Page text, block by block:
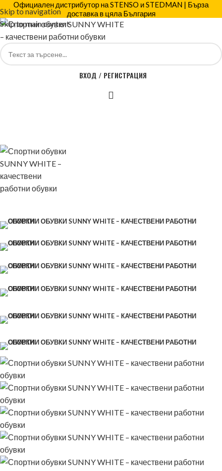
Skip to navigation
Skip to main content
Официален дистрибутор на STENSO и STEDMAN | Бърза
доставка в цяла България
ВХОД / РЕГИСТРАЦИЯ